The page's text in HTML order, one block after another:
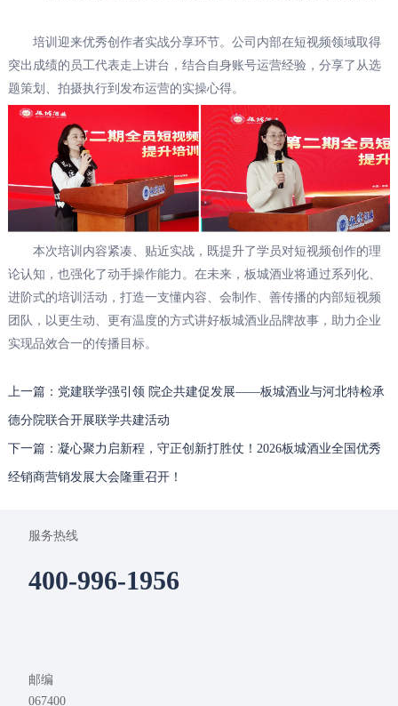
培训迎来优秀创作者实战分享环节。公司内部在短视频领域取得
突出成绩的员工代表走上讲台，结合自身账号运营经验，分享了从选
题策划、拍摄执行到发布运营的实操心得。
本次培训内容紧凑、贴近实战，既提升了学员对短视频创作的理
论认知，也强化了动手操作能力。在未来，板城酒业将通过系列化、
进阶式的培训活动，打造一支懂内容、会制作、善传播的内部短视频
团队，以更生动、更有温度的方式讲好板城酒业品牌故事，助力企业
实现品效合一的传播目标。
上一篇：党建联学强引领 院企共建促发展——板城酒业与河北特检承
德分院联合开展联学共建活动
下一篇：凝心聚力启新程，守正创新打胜仗！2026板城酒业全国优秀
经销商营销发展大会隆重召开！
服务热线
400-996-1956
邮编
067400